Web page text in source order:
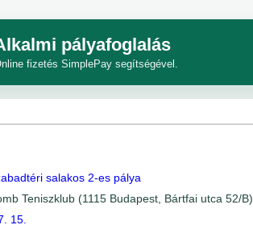
pályafoglalás
fizetés SimplePay segítségével.
salakos 2-es pálya
Teniszklub (1115 Budapest, Bártfai utca 52/B)
15.